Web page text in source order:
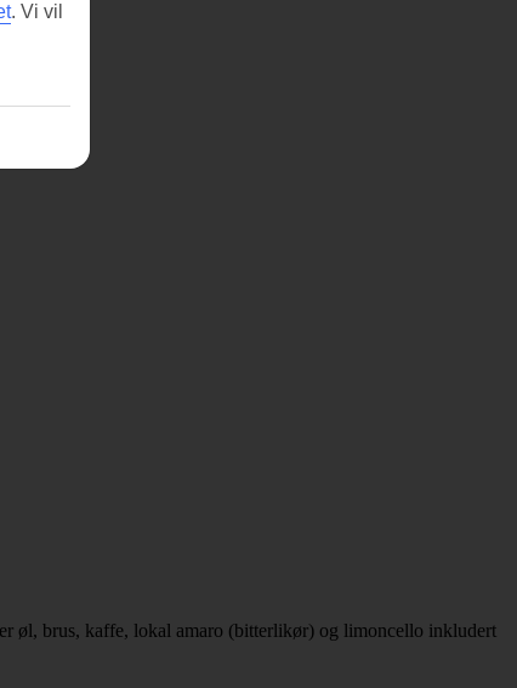
øl, brus, kaffe, lokal amaro (bitterlikør) og limoncello inkludert
. Vi vil